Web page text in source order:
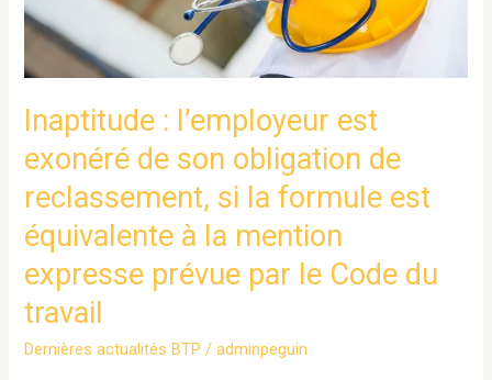
Inaptitude : l’employeur est
exonéré de son obligation de
reclassement, si la formule est
équivalente à la mention
expresse prévue par le Code du
travail
Dernières actualités BTP /adminpeguin
de
son
obligation
reclassement,
si
la
formule
est
équivalente
à
la